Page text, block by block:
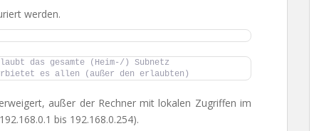
werden.
das gesamte (Heim-/) Subnetz
es allen (außer den erlaubten)
außer der Rechner mit lokalen Zugriffen im
bis 192.168.0.254).